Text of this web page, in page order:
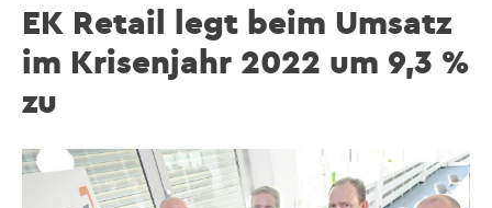
EK Retail legt beim Umsatz
im Krisenjahr 2022 um 9,3 %
zu